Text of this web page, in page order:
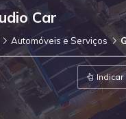
Car
Automóveis e Serviços
Indicar